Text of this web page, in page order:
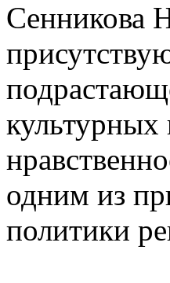
Сенникова
культурных
одним из
политики